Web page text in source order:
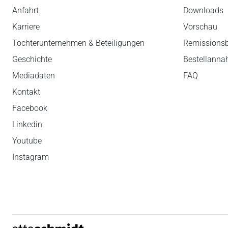
Anfahrt
Karriere
Tochterunternehmen & Beteiligungen
Geschichte
Mediadaten
Kontakt
Facebook
Linkedin
Youtube
Instagram
Downloads
Vorschau
FAQ